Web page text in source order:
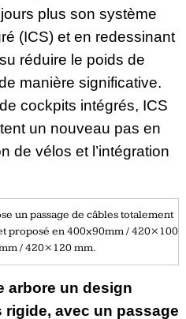
plus son système
(ICS) et en redessinant
réduire le poids de
manière significative.
cockpits intégrés, ICS
un nouveau pas en
de vélos et l’intégration
un passage de câbles totalement
proposé en 400x90mm / 420×100
/ 420×120 mm.
arbore un design
avec un passage